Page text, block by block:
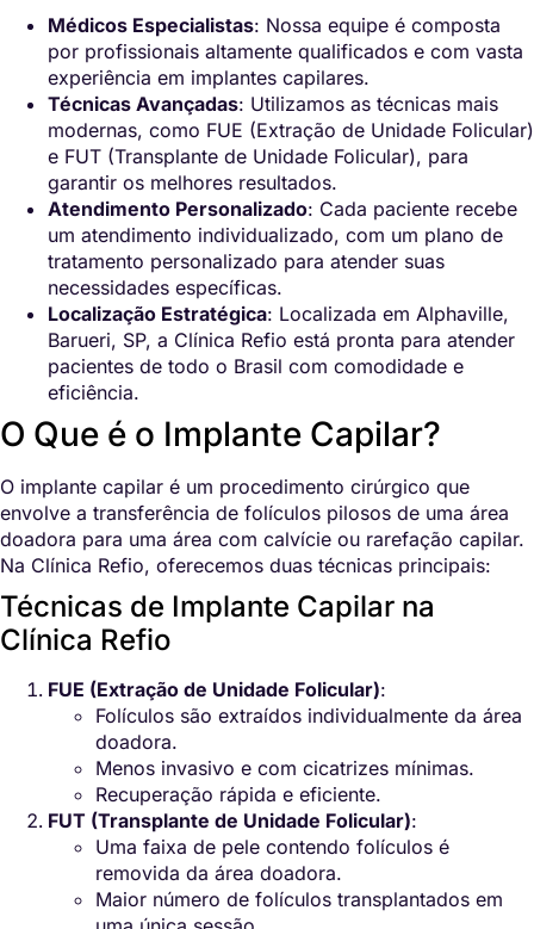
Médicos Especialistas: Nossa equipe é composta
por profissionais altamente qualificados e com vasta
experiência em implantes capilares.
Técnicas Avançadas: Utilizamos as técnicas mais
modernas, como FUE (Extração de Unidade Folicular)
e FUT (Transplante de Unidade Folicular), para
garantir os melhores resultados.
Atendimento Personalizado: Cada paciente recebe
um atendimento individualizado, com um plano de
tratamento personalizado para atender suas
necessidades específicas.
Localização Estratégica: Localizada em Alphaville,
Barueri, SP, a Clínica Refio está pronta para atender
pacientes de todo o Brasil com comodidade e
eficiência.
O Que é o Implante Capilar?
O implante capilar é um procedimento cirúrgico que
envolve a transferência de folículos pilosos de uma área
doadora para uma área com calvície ou rarefação capilar.
Na Clínica Refio, oferecemos duas técnicas principais:
Técnicas de Implante Capilar na
Clínica Refio
FUE (Extração de Unidade Folicular):
Folículos são extraídos individualmente da área
doadora.
Menos invasivo e com cicatrizes mínimas.
Recuperação rápida e eficiente.
FUT (Transplante de Unidade Folicular):
Uma faixa de pele contendo folículos é
removida da área doadora.
Maior número de folículos transplantados em